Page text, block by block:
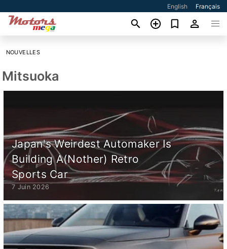
English Français
NOUVELLES
Mitsuoka
Japan's Weirdest Automaker Is
Building A(Nother) Retro
Sports Car
7 Juin 2026